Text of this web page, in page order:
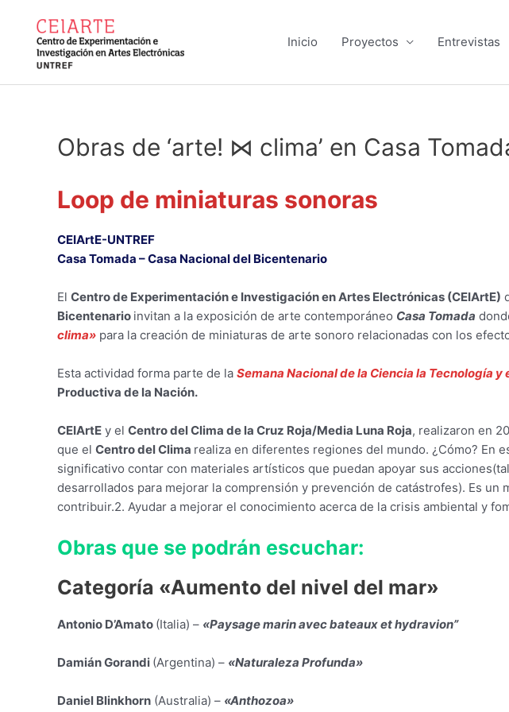
contenido
Inicio Proyectos Entrevistas
Obras de ‘arte! ⋈ clima’ en Casa
Loop de miniaturas sonoras
CEIArtE-UNTREF
Casa Tomada – Casa Nacional del Bicentenario
El Centro de Experimentación e Investigación en Artes Electrónicas (CEIArtE)
Bicentenario invitan a la exposición de arte contemporáneo Casa Tomada
clima» para la creación de miniaturas de arte sonoro relacionadas con los
Esta actividad forma parte de la Semana Nacional de la Ciencia la Tecnología
Productiva de la Nación.
CEIArtE y el Centro del Clima de la Cruz Roja/Media Luna Roja, realizaron en
que el Centro del Clima realiza en diferentes regiones del mundo. ¿Cómo? En
significativo contar con materiales artísticos que puedan apoyar sus
desarrollados para mejorar la comprensión y prevención de catástrofes). Es
contribuir.2. Ayudar a mejorar el conocimiento acerca de la crisis ambiental y
Obras que se podrán escuchar:
Categoría «Aumento del nivel del mar»
Antonio D’Amato (Italia) – «Paysage marin avec bateaux et hydravion”
Damián Gorandi (Argentina) – «Naturaleza Profunda»
Daniel Blinkhorn (Australia) – «Anthozoa»